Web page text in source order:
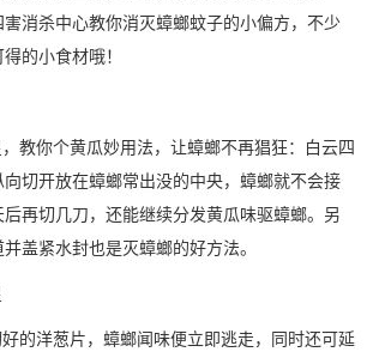
害消杀中心教你消灭蟑螂蚊子的小偏方，不少
的小食材哦！
教你个黄瓜妙用法，让蟑螂不再猖狂：白云四
切开放在蟑螂常出没的中央，蟑螂就不会接
再切几刀，还能继续分发黄瓜味驱蟑螂。另
盖紧水封也是灭蟑螂的好方法。
的洋葱片，蟑螂闻味便立即逃走，同时还可延